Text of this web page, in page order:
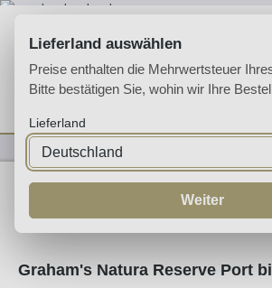
Likörweine
Graham's Natura Reserve Port
Lieferland auswählen
Preise enthalten die Mehrwertsteuer
Bitte bestätigen Sie, wohin wir Ihre
Lieferland
Weiter